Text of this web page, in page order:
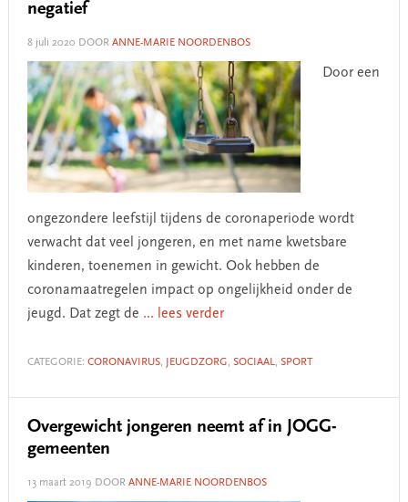
negatief
8 juli 2020 DOOR ANNE-MARIE NOORDENBOS
Door een
ongezondere leefstijl tijdens de coronaperiode wordt
verwacht dat veel jongeren, en met name kwetsbare
kinderen, toenemen in gewicht. Ook hebben de
coronamaatregelen impact op ongelijkheid onder de
jeugd. Dat zegt de ... lees verder
CATEGORIE: CORONAVIRUS, JEUGDZORG, SOCIAAL, SPORT
Overgewicht jongeren neemt af in JOGG-
gemeenten
13 maart 2019 DOOR ANNE-MARIE NOORDENBOS